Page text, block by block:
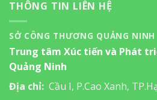
THÔNG TIN LIÊN HỆ
SỞ CÔNG THƯƠNG QUẢNG NINH
Trung tâm Xúc tiến và Phát
Quảng Ninh
Địa chỉ: Cầu I, P.Cao Xanh,